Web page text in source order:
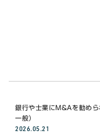
銀行や士業にM&Aを勧め
一般）
2026.05.21